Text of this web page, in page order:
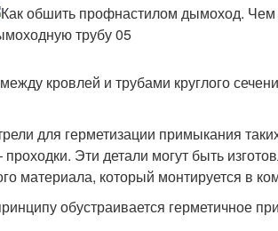
кровлей и трубами круглого
для герметизации примыкания
Эти детали могут быть
материала, который монтируется в
обустраивается герметичное